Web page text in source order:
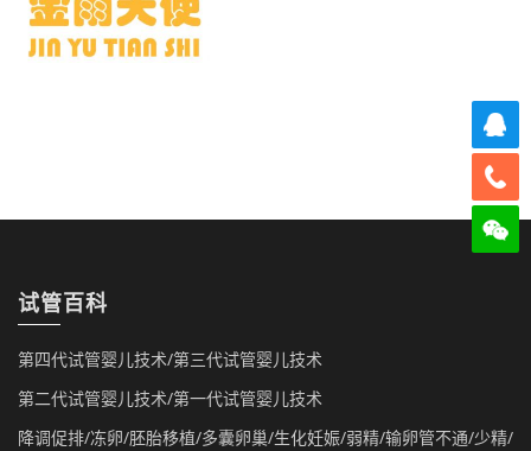
试管百科
第四代试管婴儿技术/第三代试管婴儿技术
第二代试管婴儿技术/第一代试管婴儿技术
降调促排/冻卵/胚胎移植/多囊卵巢/生化妊娠/弱精/输卵管不通/少精/